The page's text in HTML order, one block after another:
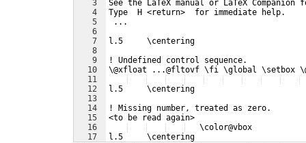
3
4
5
6
7
8
9
10
11
12
13
14
15
16
17
See the LaTeX manual or LaTeX
Type  H <return>  for immediate help.
...
l.5     \centering
! Undefined control sequence.
\@xfloat ...@fltovf \fi \global \setbox
l.5     \centering
! Missing number, treated as zero.
<to be read again>
   \color@vbox
l.5     \centering